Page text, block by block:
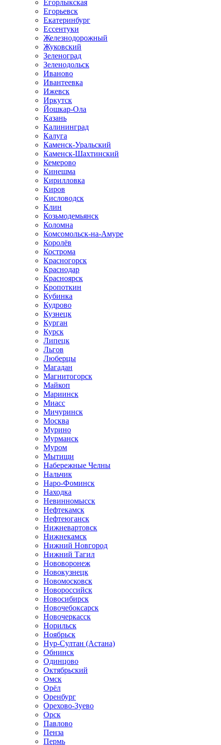
Егорлыкская
Егорьевск
Екатеринбург
Ессентуки
Железнодорожный
Жуковский
Зеленоград
Зеленодольск
Иваново
Ивантеевка
Ижевск
Иркутск
Йошкар-Ола
Казань
Калининград
Калуга
Каменск-Уральский
Каменск-Шахтинский
Кемерово
Кинешма
Кирилловка
Киров
Кисловодск
Клин
Козьмодемьянск
Коломна
Комсомольск-на-Амуре
Королёв
Кострома
Красногорск
Краснодар
Красноярск
Кропоткин
Кубинка
Кудрово
Кузнецк
Курган
Курск
Липецк
Льгов
Люберцы
Магадан
Магнитогорск
Майкоп
Мариинск
Миасс
Мичуринск
Москва
Мурино
Мурманск
Муром
Мытищи
Набережные Челны
Нальчик
Наро-Фоминск
Находка
Невинномысск
Нефтекамск
Нефтеюганск
Нижневартовск
Нижнекамск
Нижний Новгород
Нижний Тагил
Нововоронеж
Новокузнецк
Новомосковск
Новороссийск
Новосибирск
Новочебоксарск
Новочеркасск
Норильск
Ноябрьск
Нур-Султан (Астана)
Обнинск
Одинцово
Октябрьский
Омск
Орёл
Оренбург
Орехово-Зуево
Орск
Павлово
Пенза
Пермь